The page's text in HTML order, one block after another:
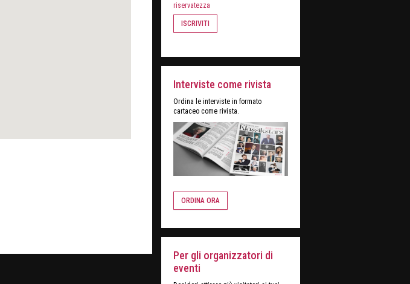
riservatezza
ISCRIVITI
Interviste come rivista
Ordina le interviste in formato
cartaceo come rivista.
ORDINA ORA
Per gli organizzatori di
eventi